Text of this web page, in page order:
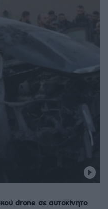
drone σε αυτοκίνητο